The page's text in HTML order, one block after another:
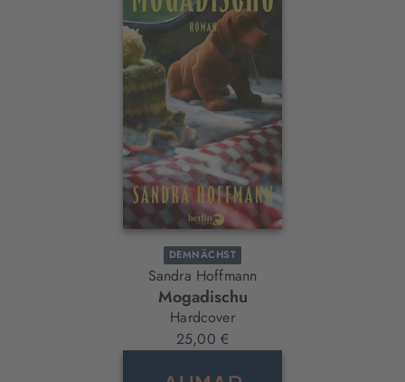
DEMNÄCHST
Sandra Hoffmann
Mogadischu
Hardcover
25,00 €